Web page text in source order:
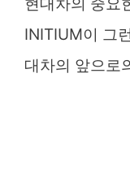
INITIUM이 그
대차의 앞으로